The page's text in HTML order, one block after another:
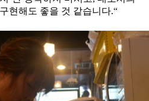
현해도 좋을 것 같습니다.“